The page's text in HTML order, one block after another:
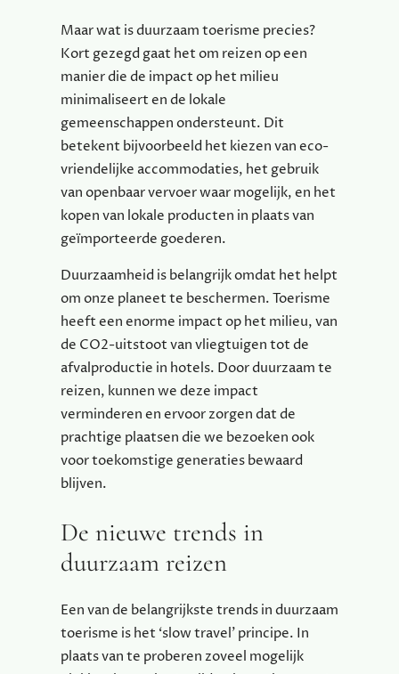
Maar wat is duurzaam toerisme precies?
Kort gezegd gaat het om reizen op een
manier die de impact op het milieu
minimaliseert en de lokale
gemeenschappen ondersteunt. Dit
betekent bijvoorbeeld het kiezen van eco-
vriendelijke accommodaties, het gebruik
van openbaar vervoer waar mogelijk, en het
kopen van lokale producten in plaats van
geïmporteerde goederen.
Duurzaamheid is belangrijk omdat het helpt
om onze planeet te beschermen. Toerisme
heeft een enorme impact op het milieu, van
de CO2-uitstoot van vliegtuigen tot de
afvalproductie in hotels. Door duurzaam te
reizen, kunnen we deze impact
verminderen en ervoor zorgen dat de
prachtige plaatsen die we bezoeken ook
voor toekomstige generaties bewaard
blijven.
De nieuwe trends in
duurzaam reizen
Een van de belangrijkste trends in duurzaam
toerisme is het ‘slow travel’ principe. In
plaats van te proberen zoveel mogelijk